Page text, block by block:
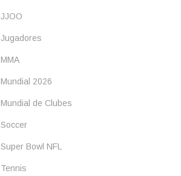
JJOO
Jugadores
MMA
Mundial 2026
Mundial de Clubes
Soccer
Super Bowl NFL
Tennis